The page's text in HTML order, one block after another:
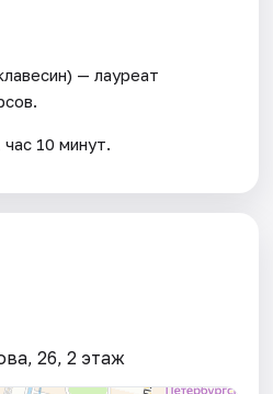
— лауреат
10 минут.
26, 2 этаж